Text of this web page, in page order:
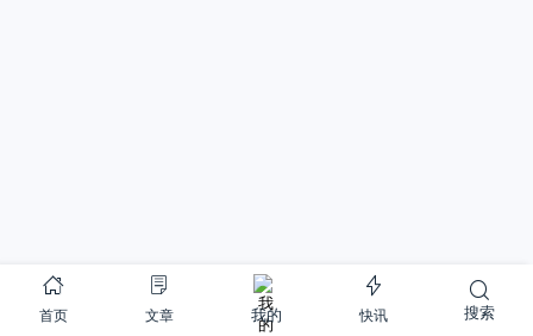
首页 文章 我的 快讯 搜索